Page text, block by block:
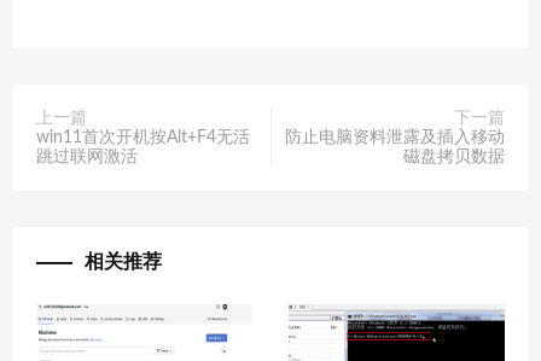
上一篇
win11首次开机按Alt+F4无活
跳过联网激活
下一篇
防止电脑资料泄露及插入移动
磁盘拷贝数据
相关推荐